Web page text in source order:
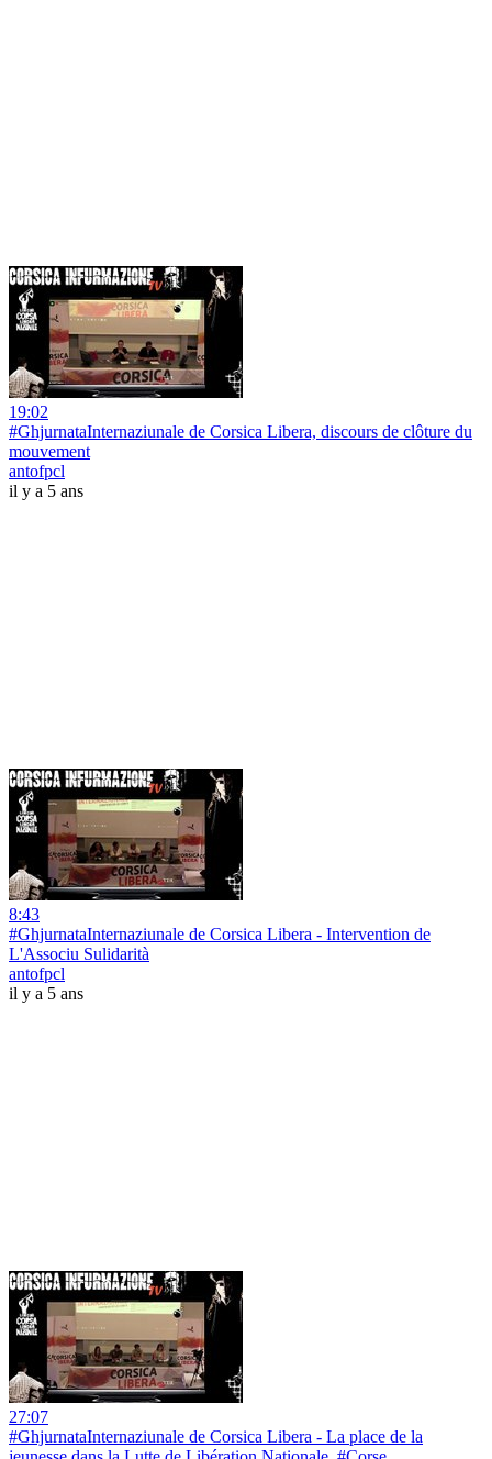
19:02
#GhjurnataInternaziunale de Corsica Libera, discours de clôture du
mouvement
antofpcl
il y a 5 ans
8:43
#GhjurnataInternaziunale de Corsica Libera - Intervention de
L'Associu Sulidarità
antofpcl
il y a 5 ans
27:07
#GhjurnataInternaziunale de Corsica Libera - La place de la